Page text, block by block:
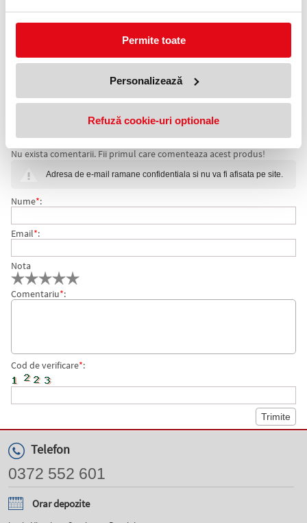
Permite toate
Personalizează
Refuză cookie-uri optionale
Functie Mark-Up.
Taste din plastic.
Specificatii
Calculator de birou
Numar cifre:
16 cifre
COMENTARII CALCULATOR DE BIROU 16 CIFRE TM-
Nu exista comentarii. Fii primul care comenteaza acest produs!
Adresa de e-mail ramane confidentiala si nu va fi afisata pe site.
Nume*:
Email*:
Nota
Comentariu*:
Cod de verificare*:
Telefon
0372 552 601
Orar depozite